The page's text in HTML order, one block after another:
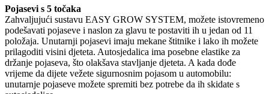
Pojasevi s 5 točaka
Zahvaljujući sustavu EASY GROW SYSTEM, možete istovremeno
podešavati pojaseve i naslon za glavu te postaviti ih u jedan od 11
položaja. Unutarnji pojasevi imaju mekane štitnike i lako ih možete
prilagoditi visini djeteta. Autosjedalica ima posebne elastike za
držanje pojaseva, što olakšava stavljanje djeteta. A kada dođe
vrijeme da dijete vežete sigurnosnim pojasom u automobilu:
unutarnje pojaseve možete spremiti bez potrebe da ih skidate s